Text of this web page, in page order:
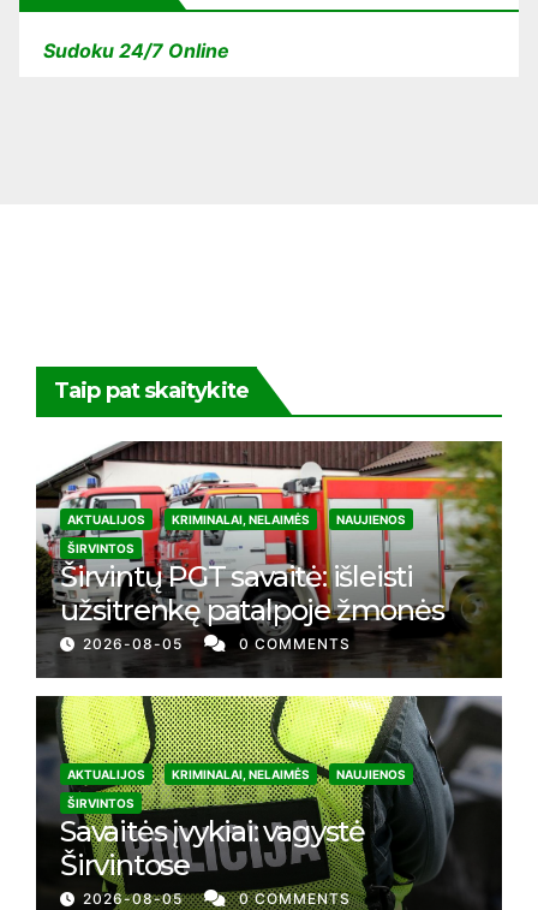
Sudoku 24/7 Online
Taip pat skaitykite
AKTUALIJOS KRIMINALAI, NELAIMĖS
NAUJIENOS
ŠIRVINTOS
Širvintų PGT savaitė: išleisti
užsitrenkę patalpoje žmonės
2026-08-05 0 COMMENTS
AKTUALIJOS KRIMINALAI, NELAIMĖS
NAUJIENOS
ŠIRVINTOS
Savaitės įvykiai: vagystė
Širvintose
2026-08-05 0 COMMENTS